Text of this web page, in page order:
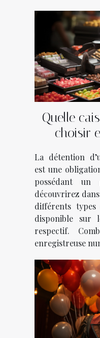
Quelle
choisir
La détention
est une
possédant un
découvrirez
différents types
disponible sur
respectif.
enregistreuse